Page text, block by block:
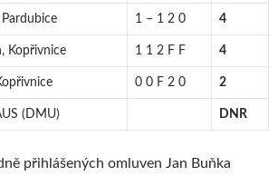
1 – 1 2 0 4
Kopřivnice 1 1 2 F F 4
0 0 F 2 0 2
(DMU) DNR
přihlášených omluven Jan Buňka